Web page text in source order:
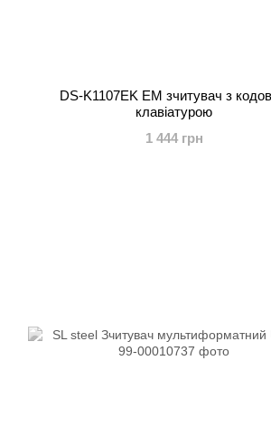
DS-K1107EK EM зчитувач з
клавіатурою
1 444 грн